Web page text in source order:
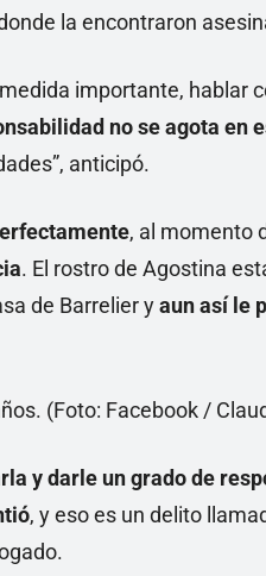
la encontraron
importante, hablar
no se agota en
anticipó.
, al momento
. El rostro de Agostina
de Barrelier yaun así le
y darle un grado de
, y eso es un delito